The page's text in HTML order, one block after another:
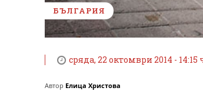
БЪЛГАРИЯ
сряда, 22 октомври 2014 - 14:15
Автор Елица Христова